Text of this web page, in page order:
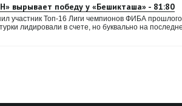
вырывает победу у «Бешикташа» - 81:80
участник Топ-16 Лиги чемпионов ФИБА прошлого
лидировали в счете, но буквально на